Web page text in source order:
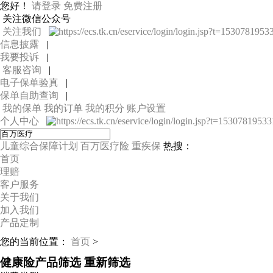
您好！ 请登录 免费注册
关注微信公众号
关注我们
信息披露 |
我要投诉 |
客服咨询 |
电子保单验真 |
保单自助查询 |
我的保单 我的订单 我的积分 账户设置
个人中心
儿童综合保障计划 百万医疗险 重疾保 热搜：
首页
理赔
客户服务
关于我们
加入我们
产品定制
您的当前位置： 首页 >
健康险产品筛选 重新筛选